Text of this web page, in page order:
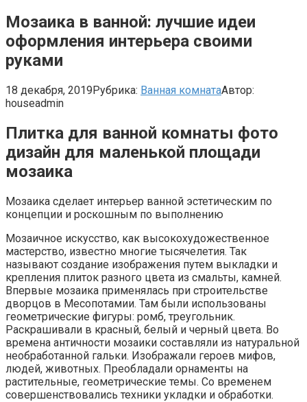
Мозаика в ванной: лучшие идеи
оформления интерьера своими
руками
18 декабря, 2019Рубрика: Ванная комнатаАвтор:
houseadmin
Плитка для ванной комнаты фото
дизайн для маленькой площади
мозаика
Мозаика сделает интерьер ванной эстетическим по
концепции и роскошным по выполнению
Мозаичное искусство, как высокохудожественное
мастерство, известно многие тысячелетия. Так
называют создание изображения путем выкладки и
крепления плиток разного цвета из смальты, камней.
Впервые мозаика применялась при строительстве
дворцов в Месопотамии. Там были использованы
геометрические фигуры: ромб, треугольник.
Раскрашивали в красный, белый и черный цвета. Во
времена античности мозаики составляли из натуральной
необработанной гальки. Изображали героев мифов,
людей, животных. Преобладали орнаменты на
растительные, геометрические темы. Со временем
совершенствовались техники укладки и обработки.